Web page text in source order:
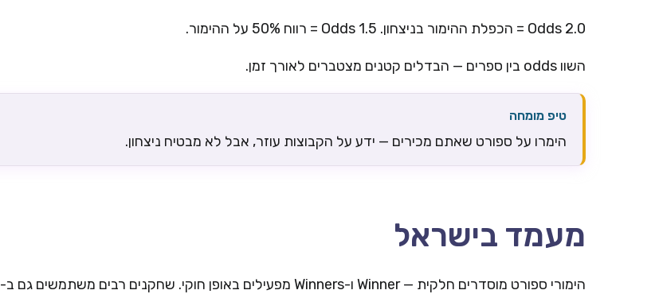
Odds 2.0 = הכפלת ההימור בניצחון. Odds 1.5 = רווח 50% על ההימור.
השוו odds בין ספרים — הבדלים קטנים מצטברים לאורך זמן.
טיפ מומחה
הימרו על ספורט שאתם מכירים — ידע על הקבוצות עוזר, אבל לא מבטיח ניצחון.
מעמד בישראל
הימורי ספורט מוסדרים חלקית — Winner ו-Winners מפעילים באופן חוקי. שחקנים רבים משתמשים גם ב-